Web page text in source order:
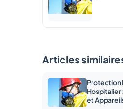
Articles
Protection
Hospitalier
et